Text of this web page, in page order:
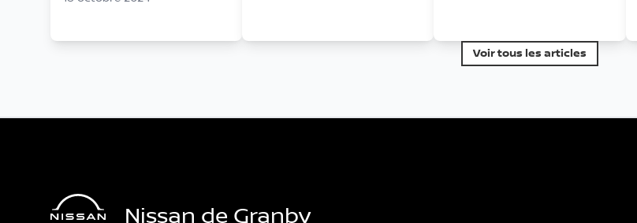
Voir tous les articles
Nissan de Granby